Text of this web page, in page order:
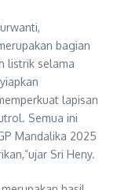
bagian
listrik selama
lapisan
Semua ini
Mandalika 2025
Sri Heny.